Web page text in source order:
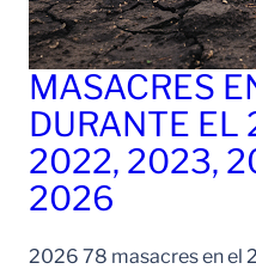
MASACRES
DURANTE
2022, 2023,
2026
2026 78 masacres en el